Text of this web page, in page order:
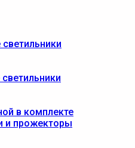
в комплекте
и прожекторы